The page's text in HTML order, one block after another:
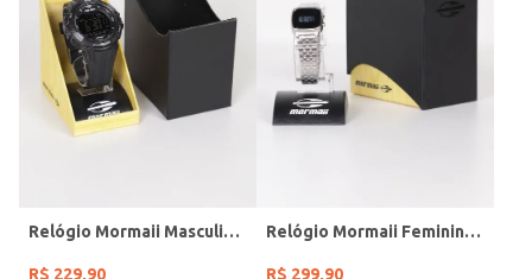
Relógio Mormaii Masculino PRETO
R$ 229,90
Relógio Mormaii Feminino PRATA
R$ 299,90